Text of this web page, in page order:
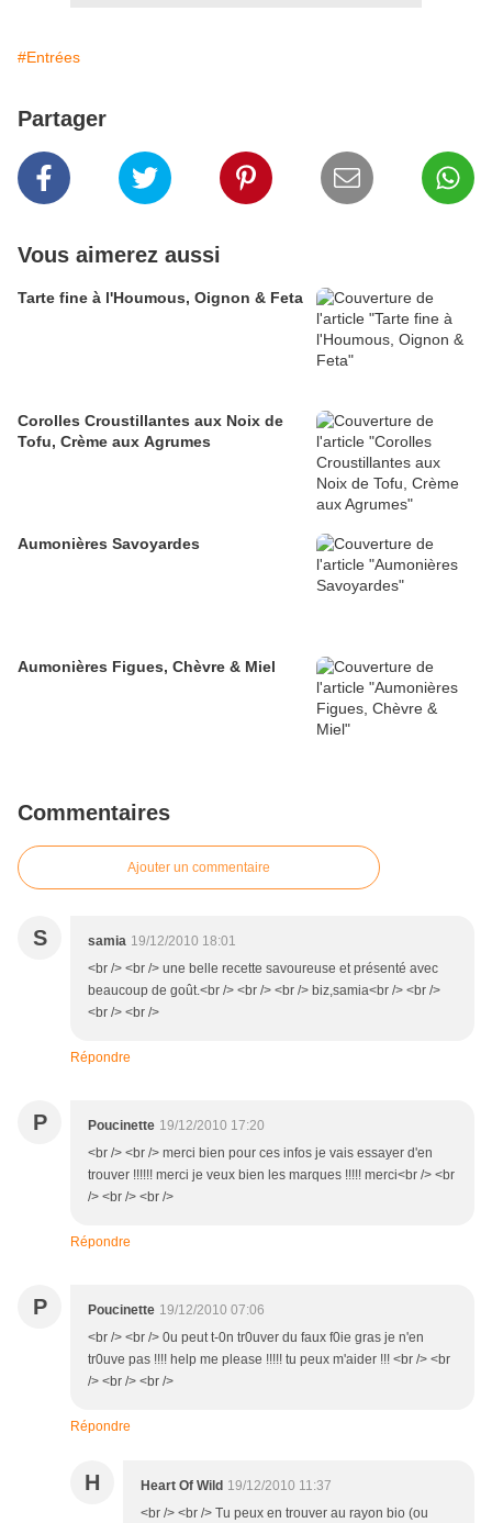
#Entrées
Partager
Vous aimerez aussi
Tarte fine à l'Houmous, Oignon & Feta
Corolles Croustillantes aux Noix de
Tofu, Crème aux Agrumes
Aumonières Savoyardes
Aumonières Figues, Chèvre & Miel
Commentaires
Ajouter un commentaire
S samia 19/12/2010 18:01
<br /> <br /> une belle recette savoureuse et présenté avec
beaucoup de goût.<br /> <br /> <br /> biz,samia<br /> <br />
<br /> <br />
Répondre
P Poucinette 19/12/2010 17:20
<br /> <br /> merci bien pour ces infos je vais essayer d'en
trouver !!!!!! merci je veux bien les marques !!!!! merci<br /> <br
/> <br /> <br />
Répondre
P Poucinette 19/12/2010 07:06
<br /> <br /> 0u peut t-0n tr0uver du faux f0ie gras je n'en
tr0uve pas !!!! help me please !!!!! tu peux m'aider !!! <br /> <br
/> <br /> <br />
Répondre
H Heart Of Wild 19/12/2010 11:37
<br /> <br /> Tu peux en trouver au rayon bio (ou